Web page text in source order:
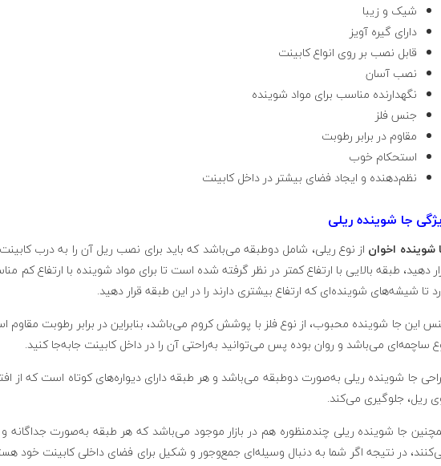
شیک و زیبا
دارای گیره آویز
قابل نصب بر روی انواع کابینت
نصب آسان
نگهدارنده مناسب برای مواد شوینده
جنس فلز
مقاوم در برابر رطوبت
استحکام خوب
نظم‌دهنده و ایجاد فضای بیشتر در داخل کابینت
جا شوینده ریلی
شوینده اخوان از نوع ریلی، شامل دوطبقه می‌باشد که باید برای نصب ریل آن را به درب
دهید، طبقه بالایی با ارتفاع کمتر در نظر گرفته شده است تا برای مواد شوینده با ارتفاع کم
تا شیشه‌های شوینده‌ای که ارتفاع بیشتری دارند را در این طبقه قرار دهید.
این جا شوینده محبوب، از نوع فلز با پوشش کروم می‌باشد، بنابراین در برابر رطوبت
ساچمه‌ای می‌باشد و روان بوده پس می‌توانید به‌راحتی آن را در داخل کابینت جابه‌جا کنید.
جا شوینده ریلی به‌صورت دوطبقه می‌باشد و هر طبقه دارای دیواره‌های کوتاه است که از
ریل، جلوگیری می‌کند.
جا شوینده ریلی چندمنظوره هم در بازار موجود می‌باشد که هر طبقه به‌صورت جداگانه
در نتیجه اگر شما به دنبال وسیله‌ای جمع‌وجور و شکیل برای فضای داخلی کابینت خود